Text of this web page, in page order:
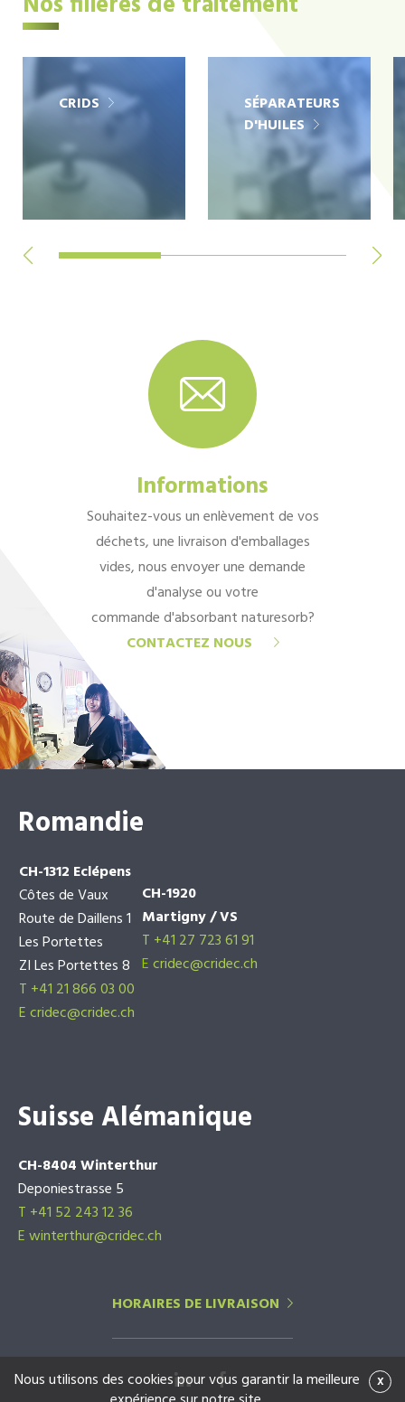
CRIDS
SÉPARATEURS
D'HUILES
Informations
Souhaitez-vous un enlèvement de vos
déchets, une livraison d'emballages
vides, nous envoyer une demande
d'analyse ou votre
commande d'absorbant naturesorb?
CONTACTEZ NOUS
Romandie
CH-1312 Eclépens
Côtes de Vaux
Route de Daillens 1
Les Portettes
ZI Les Portettes 8
T +41 21 866 03 00
Ecridec@cridec.ch
CH-1920
Martigny / VS
T +41 27 723 61 91
Ecridec@cridec.ch
Suisse Alémanique
CH-8404 Winterthur
Deponiestrasse 5
T +41 52 243 12 36
E winterthur@cridec.ch
HORAIRES DE LIVRAISON
x
Nous utilisons des cookies pour vous garantir la meilleure